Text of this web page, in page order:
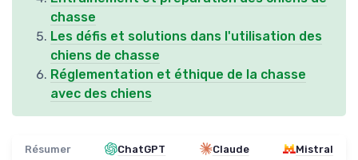
chasse
Les défis et solutions dans l'utilisation des
chiens de chasse
Réglementation et éthique de la chasse
avec des chiens
Résumer ChatGPT Claude Mistral